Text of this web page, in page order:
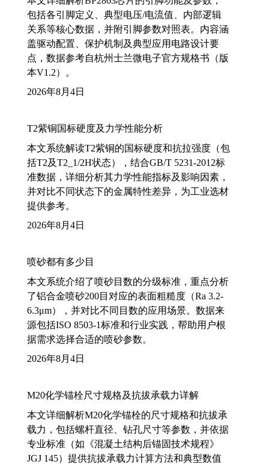
包括各引脚定义、典型电压/电流值、内部逻辑
关系等核心数据，并附引脚参数对照表。内容涵
盖驱动配置、保护机制及典型应用电路设计要
点，数据参考自杭州士兰微电子官方规格书（版
本V1.2）。
2026年8月4日
T2紫铜国标硬度及力学性能分析
本文系统解读T2紫铜的国标硬度和抗拉强度（包
括T2及T2_1/2H状态），结合GB/T 5231-2012标
准数据，详细分析其力学性能指标及影响因素，
并对比不同状态下的金属特性差异，为工业选材
提供参考。
2026年8月4日
喷砂都有多少目
本文系统介绍了喷砂目数的分级标准，重点分析
了铝合金喷砂200目对应的表面粗糙度（Ra 3.2-
6.3μm），并对比不同目数的应用场景。数据来
源包括ISO 8503-1标准和行业实践，帮助用户根
据需求选择合适的喷砂参数。
2026年8月4日
M20化学锚栓尺寸规格及抗拔承载力详解
本文详细解析M20化学锚栓的尺寸规格和抗拔承
载力，包括螺杆直径、钻孔尺寸等参数，并依据
专业标准（如《混凝土结构后锚固技术规程》
JGJ 145）提供抗拔承载力计算方法和典型数值